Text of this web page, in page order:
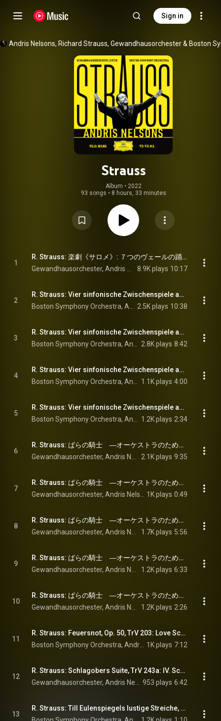
Sign in
Andris Nelsons, Richard Strauss, Gewandhausorchester &
Strauss
Album • 2022
93 songs • 8 hours, 33 minutes
1
R. Strauss: 楽劇《サロメ》: ７つのヴェールの踊り - R. Strauss: Salome, Op. 54, TrV 215: Dance of the Seven Veils
8.9K plays 10:17
2
R. Strauss: Vier sinfonische Zwischenspiele aus Intermezzo, TrV 246a: I. Reisefieber und Walzerszene
2.5K plays 10:38
3
R. Strauss: Vier sinfonische Zwischenspiele aus Intermezzo, TrV 246a: II. Träumerei am Kamin
2.8K plays 8:42
4
R. Strauss: Vier sinfonische Zwischenspiele aus Intermezzo, TrV 246a: III. Am Spieltisch
1.1K plays 4:00
5
R. Strauss: Vier sinfonische Zwischenspiele aus Intermezzo, TrV 246a: IV. Fröhlicher Beschluß
1.2K plays 2:34
6
R. Strauss: ばらの騎士　―オーケストラのための演奏会用組曲: 第1幕への前奏曲 - R. Strauss: Der Rosenkavalier – Concert Suite for Orchestra, WoO 145, TrV 227d: I. Con moto agitato
2.1K plays 9:35
7
R. Strauss: ばらの騎士　―オーケストラのための演奏会用組曲: 銀の薔薇の贈呈 - R. Strauss: Der Rosenkavalier – Concert Suite for Orchestra, WoO 145, TrV 227d: II. Allegro molto
1K plays 0:49
8
R. Strauss: ばらの騎士　―オーケストラのための演奏会用組曲: オックス男爵のワルツ - R. Strauss: Der Rosenkavalier – Concert Suite for Orchestra, WoO 145, TrV 227d: III. Tempo di Valse, assai comodo da primo
1.7K plays 5:56
9
R. Strauss: ばらの騎士　―オーケストラのための演奏会用組曲: 最後の二重唱「夢でしょうか」 - R. Strauss: Der Rosenkavalier – Concert Suite for Orchestra, WoO 145, TrV 227d: IV. Moderato molto sostenuto
1.2K plays 6:33
10
R. Strauss: ばらの騎士　―オーケストラのための演奏会用組曲: ワルツ（再現） - R. Strauss: Der Rosenkavalier – Concert Suite for Orchestra, WoO 145, TrV 227d: V. Quick Waltz. Molto con moto
1.2K plays 2:26
11
R. Strauss: Feuersnot, Op. 50, TrV 203: Love Scene
1K plays 7:12
12
R. Strauss: Schlagobers Suite, TrV 243a: IV. Schlagoberswalzer
953 plays 6:42
13
R. Strauss: Till Eulenspiegels lustige Streiche, Op. 28, TrV 171: I. Es war einmal ein Schalksnarr